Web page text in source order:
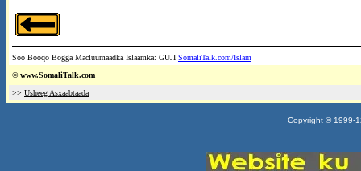
Soo Booqo Bogga Macluumaadka Islaamka: GUJI SomaliTalk.com/Islam
©www.SomaliTalk.com
>> Usheeg Asxaabtaada
Copyright © 1999-